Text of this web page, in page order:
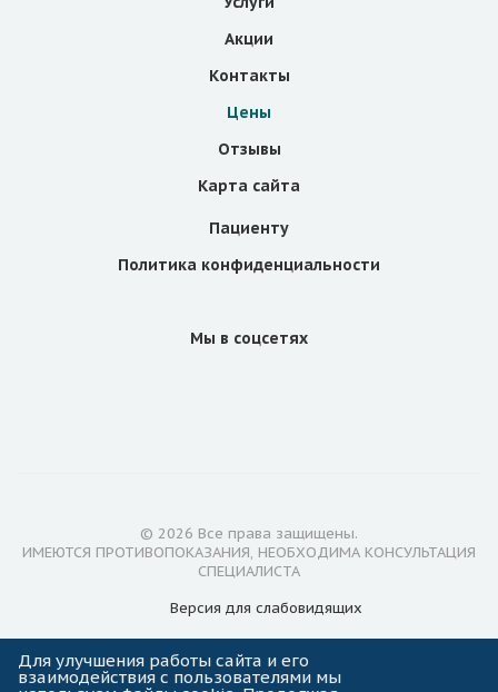
Акции
Контакты
Цены
Отзывы
Карта сайта
Пациенту
Политика конфиденциальности
Мы в соцсетях
© 2026 Все права защищены.
ИМЕЮТСЯ ПРОТИВОПОКАЗАНИЯ, НЕОБХОДИМА КОНСУЛЬТАЦИЯ
СПЕЦИАЛИСТА
Версия для слабовидящих
Лицензии
Для улучшения работы сайта и его
взаимодействия с пользователями мы